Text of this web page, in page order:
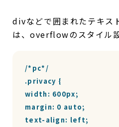
divなどで囲まれたテキス
は、overflowのスタイル設
/*pc*/
.privacy {
width: 600px;
margin: 0 auto;
text-align: left;